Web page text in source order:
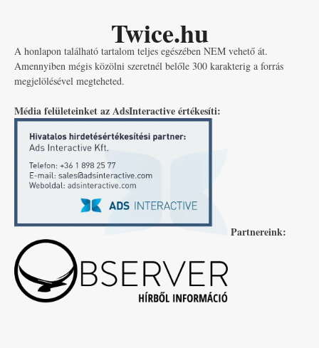
Twice.hu
A honlapon található tartalom teljes egészében NEM vehető át.
Amennyiben mégis közölni szeretnél belőle 300 karakterig a forrás
megjelölésével megteheted.
Média felületeinket az AdsInteractive értékesíti:
Partnereink: